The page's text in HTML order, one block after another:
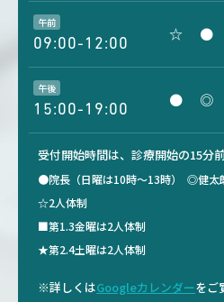
午前
09:00-12:00
☆ ●
午後
15:00-19:00
● ◎
受付開始時間は、診療開始の15分前
●院長（日曜は10時～13時） ◎健太
☆2人体制
■第1.3金曜は2人体制
★第2.4土曜は2人体制
※詳しくはGoogleカレンダーをご